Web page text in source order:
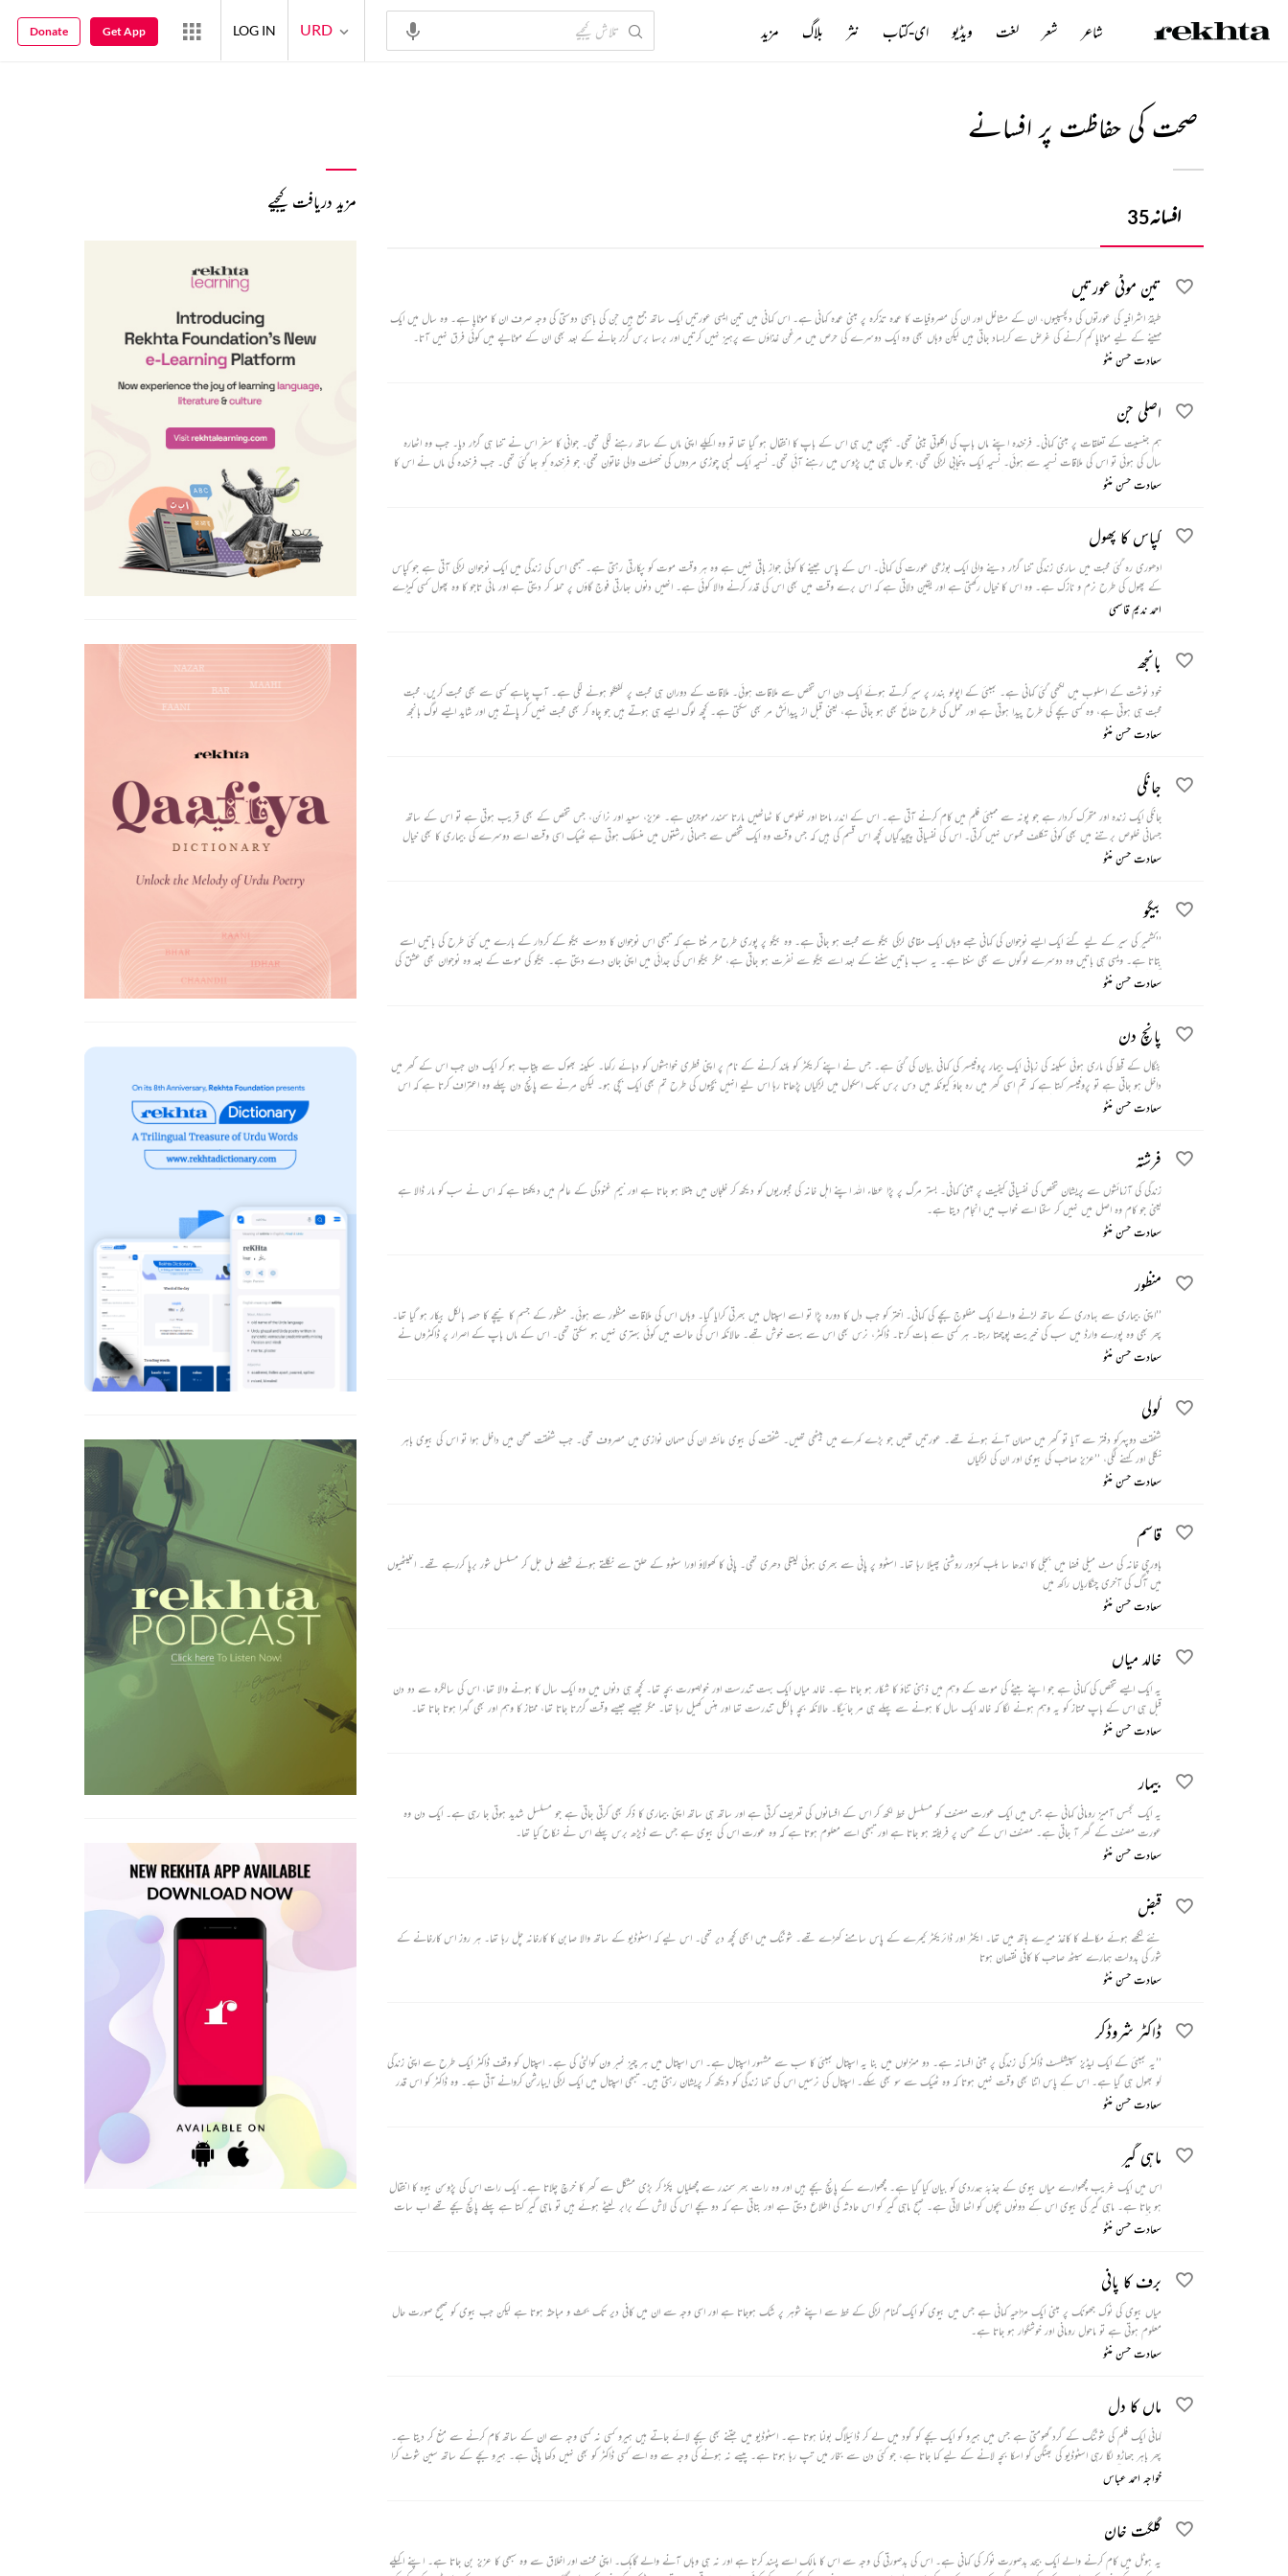
صحت کی حفاظت پر افسانے
افسانہ35
تین موٹی عورتیں
طبقۂ اشرافیہ کی عورتوں کی دلچسپیوں، ان کے مشاغل اور ان کی مصروفیات کا عمدہ تذکرہ پر مبنی عمدہ کہانی ہے۔ اس کہانی میں تین ایسی عورتیں ایک ساتھ جمع ہیں جن کی باہمی دوستی کی وجہ صرف ان کا موٹاپا ہے۔ وہ سال میں ایک
مہینے کے لیے موٹاپا کم کرنے کی غرض سے کربساد جاتی ہیں لیکن وہاں بھی وہ ایک دوسرے کی حرص میں مرغن غذاؤں سے پرہیز نہیں کرتیں اور برسہا برس گزر جانے کے بعد بھی ان کے موٹاپے میں کوئی فرق نہیں آتا۔
سعادت حسن منٹو
اصلی جن
ہم جنسیت کے تعلقات پر مبنی کہانی۔ فرخندہ اپنے ماں باپ کی اکلوتی بیٹی تھی۔ بچپن میں ہی اس کے باپ کا انتقال ہو گیا تھا تو وہ اکیلے اپنی ماں کے ساتھ رہنے لگی تھی۔ جوانی کا سفر اس نے تنہا ہی گزار دیا۔ جب وہ اٹھارہ
سال کی ہوئی تو اس کی ملاقات نسیمہ سے ہوئی۔ نسیمہ ایک پنجابی لڑکی تھی، جو حال ہی میں پڑوس میں رہنے آئی تھی۔ نسیمہ ایک لمبی چوڑی مردوں کی خصلت والی خاتون تھی، جو فرخندہ کو بھا گئی تھی۔ جب فرخندہ کی ماں نے اس کا
نسیمہ سے ملنا بند کر دیا تو وہ نیم پاگل ہو گئی۔ لوگوں نے کہا کہ اس پر جن ہے، پر جب ایک دن چھت پر اس کی ملاقات نسیمہ کے چھوٹے بھائی سے ہوئی تو اس کے سبھی جن بھاگ گئے۔
سعادت حسن منٹو
کپاس کا پھول
ادھوری رہ گئی محبت میں ساری زندگی تنہا گزار دینے والی ایک بوڑھی عورت کی کہانی۔ اس کے پاس جینے کا کوئی جواز باقی نہیں ہے وہ ہر وقت موت کو پکارتی رہتی ہے۔ تبھی اس کی زندگی میں ایک نوجوان لڑکی آتی ہے جو کپاس
کے پھول کی طرح نرم و نازک ہے۔ وہ اس کا خیال رکھتی ہے اور یقین دلاتی ہے کہ اس برے وقت میں بھی اس کی قدر کرنے والا کوئی ہے۔ انھیں دنوں بھارتی فوج گاؤں پر حملہ کر دیتی ہے اور مائی تاجو کا وہ پھول کسی کیڑے
کی طرح مسل دیا جاتا ہے۔
احمد ندیم قاسمی
بانجھ
خود نوشت کے اسلوب میں لکھی گئی کہانی ہے۔ بمبئی کے اپولو بندر پر سیر کرتے ہوئے ایک دن اس شخص سے ملاقات ہوئی۔ ملاقات کے دوران ہی محبت پر گفتگو ہونے لگی ہے۔ آپ چاہے کسی سے بھی محبت کریں، محبت
محبت ہی ہوتی ہے، وہ کسی بچے کی طرح پیدا ہوتی ہے اور حمل کی طرح ضائع بھی ہو جاتی ہے، یعنی قبل از پیدائش مر بھی سکتی ہے۔ کچھ لوگ ایسے ہی ہوتے ہیں جو چاہ کر بھی محبت نہیں کر پاتے ہیں اور شاید ایسے لوگ بانجھ
ہوتے ہیں۔
سعادت حسن منٹو
جانکی
جانکی ایک زندہ اور متحرک کردار ہے جو پونہ سے ممبئی فلم میں کام کرنے آتی ہے۔ اس کے اندر مامتا اور خلوص کا ٹھاٹھیں مارتا سمندر موجزن ہے۔ عزیز، سعید اور نرائن، جس شخص کے بھی قریب ہوتی ہے تو اس کے ساتھ
جسمانی خلوص برتنے میں بھی کوئی تکلف محسوس نہیں کرتی۔ اس کی نفسیاتی پیچیدگیاں کچھ اس قسم کی ہیں کہ جس وقت وہ ایک شخص سے جسمانی رشتوں میں منسلک ہوتی ہے ٹھیک اسی وقت اسے دوسرے کی بیماری کا بھی خیال
ستاتا رہتا ہے۔ جنسی میلانات کا تجزیہ کرتی ہوئی یہ ایک عمدہ کہانی ہے۔
سعادت حسن منٹو
بیگو
’’کشمیر کی سیر کے لیے گئے ایک ایسے نوجوان کی کہانی جسے وہاں ایک مقامی لڑکی بیگو سے محبت ہو جاتی ہے۔ وہ بیگو پر پوری طرح مر مٹتا ہے کہ تبھی اس نوجوان کا دوست بیگو کے کردار کے بارے میں کئی طرح کی باتیں اسے
بتاتا ہے۔ ویسی ہی باتیں وہ دوسرے لوگوں سے بھی سنتا ہے۔ یہ سب باتیں سننے کے بعد اسے بیگو سے نفرت ہو جاتی ہے، مگر بیگو اس کی جدائی میں اپنی جان دے دیتی ہے۔ بیگو کی موت کے بعد وہ نوجوان بھی عشق کی
لگی آگ میں جل کر مر جاتا ہے۔‘‘
سعادت حسن منٹو
پانچ دن
بنگال کے قحط کی ماری ہوئی سکینہ کی زبانی ایک بیمار پروفیسر کی کہانی بیان کی گئی ہے۔ جس نے اپنے کریکٹر کو بلند کرنے کے نام پر اپنی فطری خواہشوں کو دبائے رکھا۔ سکینہ بھوک سے بیتاب ہو کر ایک دن جب اس کے گھر میں
داخل ہو جاتی ہے تو پروفیسر کہتا ہے کہ تم اسی گھر میں رہ جاؤ کیونکہ میں دس برس تک اسکول میں لڑکیاں پڑھاتا رہا اس لیے انہیں بچیوں کی طرح تم بھی ایک بچی ہو۔ لیکن مرنے سے پانچ دن پہلے وہ اعتراف کرتا ہے کہ اس
نے ہمیشہ سکینہ سمیت ان تمام لڑکیوں کو جنہیں اس نے پڑھایا ہے، ہمیشہ دزدیدہ نگاہوں سے دیکھا ہے۔
سعادت حسن منٹو
فرشتہ
زندگی کی آزمائشوں سے پریشان شخص کی نفسیاتی کیفیت پر مبنی کہانی۔ بستر مرگ پر پڑا عطاء اللہ اپنے اہل خانہ کی مجبوریوں کو دیکھ کر خلجان میں مبتلا ہو جاتا ہے اور نیم غنودگی کے عالم میں دیکھتا ہے کہ اس نے سب کو مار ڈالا ہے
یعنی جو کام وہ اصل میں نہیں کر سکتا اسے خواب میں انجام دیتا ہے۔
سعادت حسن منٹو
منظور
’’اپنی بیماری سے بہادری کے ساتھ لڑنے والے ایک مفلوج بچے کی کہانی۔ اختر کو جب دل کا دورہ پڑا تو اسے اسپتال میں بھرتی کرایا گیا۔ وہاں اس کی ملاقات منظور سے ہوئی۔ منظور کے جسم کا نیچے کا حصہ بالکل بیکار ہو گیا تھا۔
پھر بھی وہ پورے وارڈ میں سب کی خیریت پوچھتا رہتا۔ ہر کسی سے بات کرتا۔ ڈاکٹر، نرس بھی اس سے بہت خوش تھے۔ حالانکہ اس کی حالت میں کوئی بہتری نہیں ہو سکتی تھی۔ اس کے ماں باپ کے اصرار پر ڈاکٹروں نے
اپنے یہاں داخل کر لیا تھا۔ اختر منظور سے بہت متاثر ہوا۔ جب اس کی چھٹی کا دن قریب آیا تو ڈسچارج ہونے سے پہلے کی رات کو ہی منظور کا انتقال ہو گیا۔‘‘
سعادت حسن منٹو
گولی
شفقت دوپہرکو دفتر سے آیا تو گھر میں مہمان آئے ہوئے تھے۔ عورتیں تھیں جو بڑے کمرے میں بیٹھی تھیں۔ شفقت کی بیوی عائشہ ان کی مہمان نوازی میں مصروف تھی۔ جب شفقت صحن میں داخل ہوا تو اس کی بیوی باہر
نکلی اور کہنے لگی، ’’عزیز صاحب کی بیوی اور ان کی لڑکیاں
سعادت حسن منٹو
قاسم
باورچی خانہ کی مٹ میلی فضا میں بجلی کا اندھا سا بلب کمزور روشنی پھیلا رہا تھا۔ اسٹوو پر پانی سے بھری ہوئی کیتلی دھری تھی۔ پانی کا کھولاؤ اورا سٹوو کے حلق سے نکلتے ہوئے شعلے مل جل کر مسلسل شور برپا کررہے تھے۔ انگیٹھیوں
میں آگ کی آخری چنگاریاں راکھ میں
سعادت حسن منٹو
خالد میاں
یہ ایک ایسے شخص کی کہانی ہے جو اپنے بیٹے کی موت کے وہم میں ذہنی تناؤ کا شکار ہو جاتا ہے۔ خالد میاں ایک بہت تندرست اور خوبصورت بچہ تھا۔ کچھ ہی دنوں میں وہ ایک سال کا ہونے والا تھا، اس کی سالگرہ سے دو دن
قبل ہی اس کے باپ ممتاز کو یہ وہم ہونے لگا کہ خالد ایک سال کا ہونے سے پہلے ہی مر جائیگا۔ حالانکہ بچہ بالکل تندرست تھا اور ہنس کھیل رہا تھا۔ مگر جیسے جیسے وقت گزرتا جاتا تھا، ممتاز کا وہم اور بھی گہرا ہوتا جاتا تھا۔
سعادت حسن منٹو
بیمار
یہ ایک تجسس آمیز رومانی کہانی ہے جس میں ایک عورت مصنف کو مسلسل خط لکھ کر اس کے افسانوں کی تعریف کرتی ہے اور ساتھ ہی ساتھ اپنی بیماری کا ذکر بھی کرتی جاتی ہے جو مسلسل شدید ہوتی جا رہی ہے۔ ایک دن وہ
عورت مصنف کے گھر آ جاتی ہے۔ مصنف اس کے حسن پر فریفتہ ہو جاتا ہے اور تبھی اسے معلوم ہوتا ہے کہ وہ عورت اس کی بیوی ہے جس سے ڈیڑھ برس پہلے اس نے نکاح کیا تھا۔
سعادت حسن منٹو
قبض
نئے لکھے ہوئے مکالمے کا کاغذ میرے ہاتھ میں تھا۔ ایکٹر اور ڈائریکٹر کیمرے کے پاس سامنے کھڑے تھے۔ شوٹنگ میں ابھی کچھ دیر تھی۔ اس لیے کہ اسٹوڈیو کے ساتھ والا صابن کا کارخانہ چل رہا تھا۔ ہر روز اس کارخانے کے
شور کی بدولت ہمارے سیٹھ صاحب کا کافی نقصان ہوتا
سعادت حسن منٹو
ڈاکٹر شروڈکر
’’یہ بمبئی کے ایک لیڈیز سپیشلسٹ ڈاکٹر کی زندگی پر مبنی افسانہ ہے۔ دو منزلوں میں بنا یہ اسپتال بمبئی کا سب سے مشہور اسپتال ہے۔ اس اسپتال میں ہر چیز نمبر ون کوالٹی کی ہے۔ اسپتال کو وقف ڈاکٹر ایک طرح سے اپنی زندگی
کو بھول ہی گیا ہے۔ اس کے پاس اتنا بھی وقت نہیں ہوتا کہ وہ ٹھیک سے سو بھی سکے۔ اسپتال کی نرسیں اس کی تنہا زندگی کو دیکھ کر پریشان رہتی ہیں۔ تبھی اسپتال میں ایک لڑکی ایبارشن کروانے آتی ہے۔ وہ ڈاکٹر کو اس قدر
پسند آ جاتی ہے کہ ڈاکٹر اس لڑکی سے شادی کر لیتا ہے۔‘‘
سعادت حسن منٹو
ماہی گیر
اس میں ایک غریب مچھوارے میاں بیوی کے جذبۂ ہمدردی کو بیان کیا گیا ہے۔ مچھوارے کے پانچ بچے ہیں اور وہ رات بھر سمندر سے مچھلیاں پکڑ کر بڑی مشکل سے گھر کا خرچ چلاتا ہے۔ ایک رات اس کی پڑوسن بیوہ کا انتقال
ہو جاتا ہے۔ ماہی گیر کی بیوی اس کے دونوں بچوں کو اٹھا لاتی ہے۔ صبح ماہی گیر کو اس حادثہ کی اطلاع دیتی ہے اور بتاتی ہے کہ دو بچے اس کی لاش کے برابر لیٹے ہوئے ہیں تو ماہی گیر کہتا ہے پہلے پانچ بچے تھے اب سات
ہو گئے۔ جاؤ انہیں لے آو۔ ماہی گیر کی بیوی چادر اٹھا کر دکھاتی ہے کہ وہ دونوں بچے یہاں ہیں۔
سعادت حسن منٹو
برف کا پانی
میاں بیوی کی نوک جھونک پر مبنی ایک مزاحیہ کہانی ہے جس میں بیوی کو ایک گمنام لڑکی کے خط سے اپنے شوہر پر شک ہوجاتا ہے اور اسی وجہ سے ان میں کافی دیر تک بحث و مباحثہ ہوتا ہے لیکن جب بیوی کو صحیح صورت حال
معلوم ہوتی ہے تو ماحول رومانی اور خوشگوار ہو جاتا ہے۔
سعادت حسن منٹو
ماں کا دل
کہانی ایک فلم کی شوٹنگ کے گرد گھومتی ہے جس میں ہیرو کو ایک بچے کو گود میں لے کر ڈائیلاگ بولنا ہوتا ہے۔ اسٹوڈیو میں جتنے بھی بچے لائے جاتے ہیں ہیرو کسی نہ کسی وجہ سے ان کے ساتھ کام کرنے سے منع کر دیتا ہے۔
پھر باہر جھاڑو لگا رہی اسٹوڈیو کی بھنگن کو اسکا بچہ لانے کے لیے کہا جاتا ہے، جو کئی دن سے بخار میں تپ رہا ہوتا ہے۔ پیسے نہ ہونے کی وجہ سے وہ اسے کسی ڈاکٹر کو بھی نہیں دکھا پاتی ہے۔ ہیرو بچے کے ساتھ سین شوٹ کرا
دیتا ہے۔ بھنگن اسٹودیو سے پیسے لے کر جب ڈاکٹر کے پاس جاتی ہے تب تک بچہ مر چکا ہوتا ہے۔
خواجہ احمد عباس
گلگت خان
یہ ہوٹل میں کام کرنے والے ایک بیحد بدصورت نوکر کی کہانی ہے۔ اس کی بدصورتی کی وجہ سے اس کا مالک اسے پسند کرتا ہے اور نہ ہی وہاں آنے والے گاہک۔ اپنی محنت اور اخلاق سے وہ سبھی کا عزیز بن جاتا ہے۔ اپنے اکیلے
مزید دریافت کیجیے
شاعر شعر لغت ویڈیو ای-کتاب نثر بلاگ مزید URD
LOG IN
Get App
Donate